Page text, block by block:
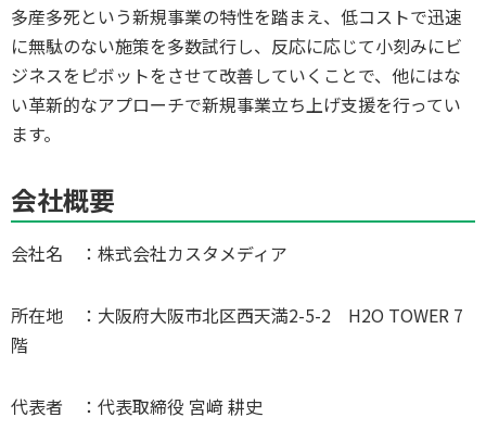
多産多死という新規事業の特性を踏まえ、低コストで迅速
に無駄のない施策を多数試行し、反応に応じて小刻みにビ
ジネスをピボットをさせて改善していくことで、他にはな
い革新的なアプローチで新規事業立ち上げ支援を行ってい
ます。
会社概要
会社名 ：株式会社カスタメディア
所在地 ：大阪府大阪市北区西天満2-5-2 H2O TOWER 7
階
代表者 ：代表取締役 宮﨑 耕史